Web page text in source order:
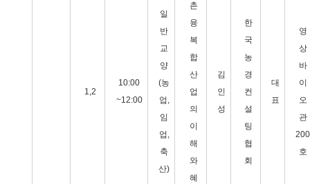
1,2
10:00
~12:00
일
반
교
양
(농
업,
임
업,
축
산)
촌
융
복
합
산
업
의
이
해
와
혜
김
인
성
한
국
농
경
컨
설
팅
협
회
대
표
영
상
바
이
오
관
200
호